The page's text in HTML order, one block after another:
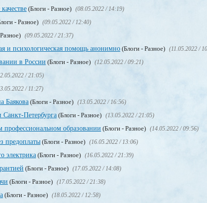
(Блоги - Разное) (08.05.2022 / 14:19)
- Разное) (09.05.2022 / 12:40)
(09.05.2022 / 21:37)
и психологическая помощь анонимно (Блоги - Разное) (11.05.2022 /
в России (Блоги - Разное) (12.05.2022 / 09:21)
/ 21:05)
/ 11:27)
Баякова(Блоги - Разное) (13.05.2022 / 16:56)
Петербурга(Блоги - Разное) (13.05.2022 / 21:05)
образовании (Блоги - Разное) (14.05.2022 / 09:56)
предоплаты (Блоги - Разное) (16.05.2022 / 13:06)
электрика (Блоги - Разное) (16.05.2022 / 21:39)
(Блоги - Разное) (17.05.2022 / 14:08)
(Блоги - Разное) (17.05.2022 / 21:38)
(Блоги - Разное) (18.05.2022 / 12:58)